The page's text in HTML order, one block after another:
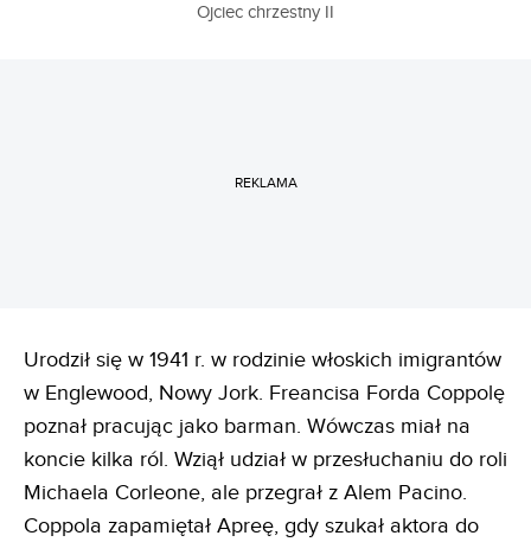
Ojciec chrzestny II
REKLAMA
Urodził się w 1941 r. w rodzinie włoskich imigrantów
w Englewood, Nowy Jork. Freancisa Forda Coppolę
poznał pracując jako barman. Wówczas miał na
koncie kilka ról. Wziął udział w przesłuchaniu do roli
Michaela Corleone, ale przegrał z Alem Pacino.
Coppola zapamiętał Apreę, gdy szukał aktora do